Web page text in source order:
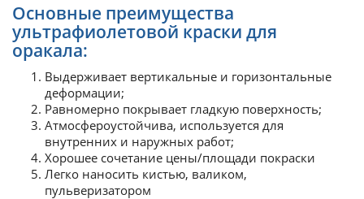
Основные преимущества
ультрафиолетовой краски для
оракала:
Выдерживает вертикальные и горизонтальные
деформации;
Равномерно покрывает гладкую поверхность;
Атмосфероустойчива, используется для
внутренних и наружных работ;
Хорошее сочетание цены/площади покраски
Легко наносить кистью, валиком,
пульверизатором